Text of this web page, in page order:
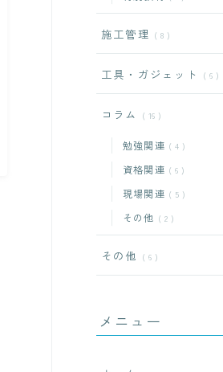
施工管理 8
工具・ガジェット 6
コラム 16
勉強関連 4
資格関連 6
現場関連 5
その他 2
その他 6
メニュー